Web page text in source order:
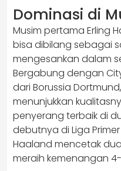
Dominasi di
Musim pertama Erling
bisa dibilang sebagai
mengesankan dalam
Bergabung dengan
dari Borussia
menunjukkan
penyerang terbaik di
debutnya di Liga
Haaland mencetak
meraih kemenangan 4-